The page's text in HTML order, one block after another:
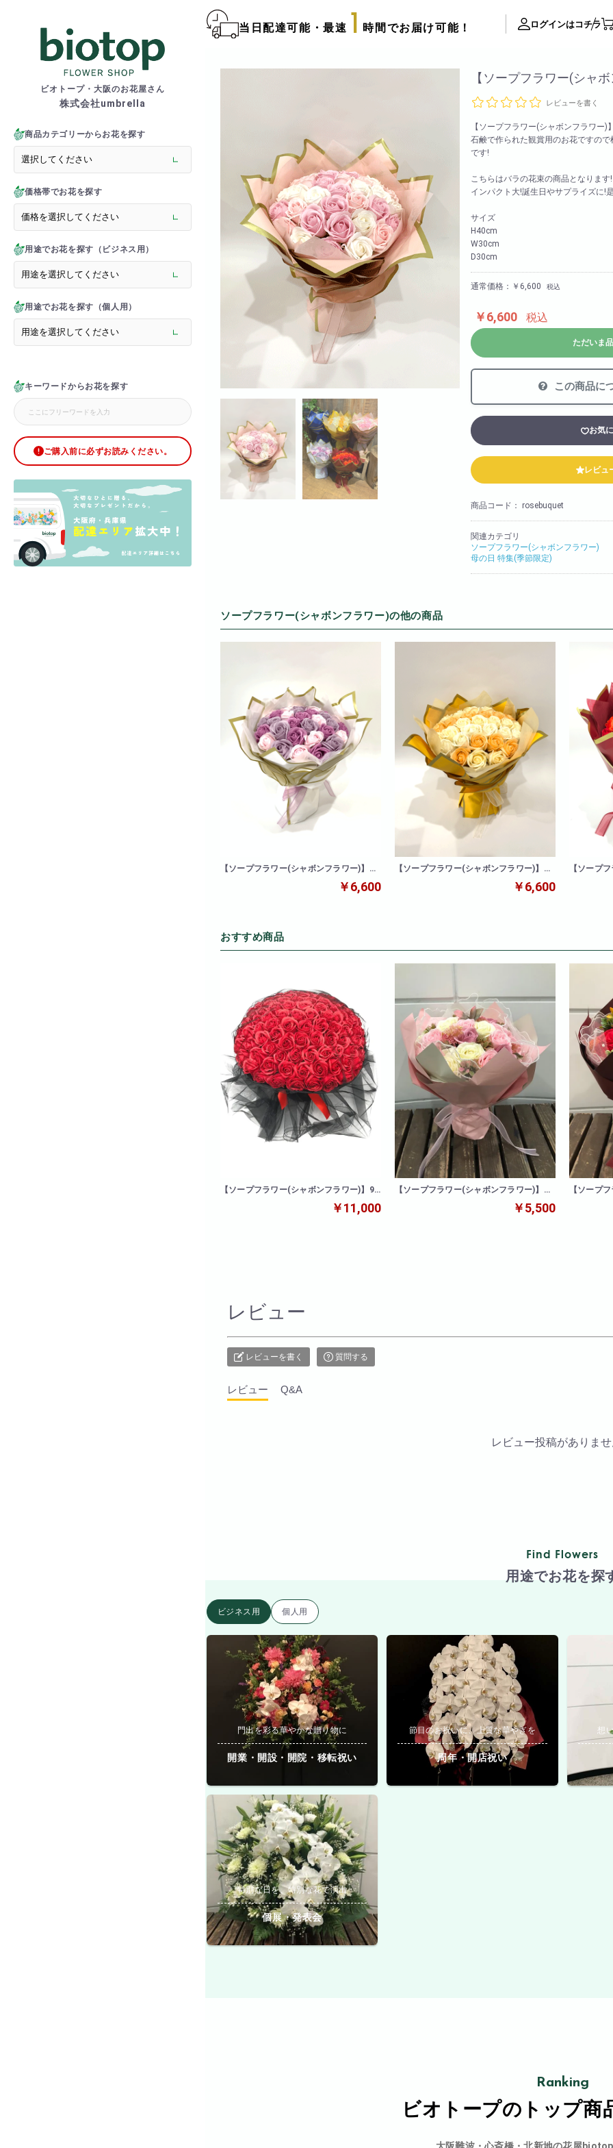
ビオトープ・大阪のお花屋さん
株式会社umbrella
商品カテゴリーからお花を探す
価格帯でお花を探す
用途でお花を探す（ビジネス用）
用途でお花を探す（個人用）
キーワードからお花を探す
ご購入前に必ずお読みください。
当日配達可能・最速 1 時間でお届け可能！ ログインはコチラ
> バルーンスタンド
> オーダーメイド
> フラワーアレンジメント
> バルーン＆ぬいぐるみアレンジメント
> 花束(フラワーブーケ)
> バルーン＆ぬいぐるみ花束
> アーティフィシャルグリッターローズ
> メモリアルフラワー
> ラグジュアリーフラワー
> バルーン装飾
> シャボンフラワー
> ブリザードフラワー
> ボックスフラワー
> ローズベア
> 金額調整オプション
サプライズ装飾ギャラリー
推し活用推し花・フラスタ
FAX注文用紙
後払い決済申請用紙
カタログ請求
配達可能エリア
スタッフブログ
胡蝶蘭の値段や相場
【ソープフラワー(シャ
レビューを書く
【ソープフラワー(シャボンフラワー)
石鹸で作られた観賞用のお花ですの
です!
こちらはバラの花束の商品となります!
インパクト大!誕生日やサプライズに!
サイズ
H40cm
W30cm
D30cm
通常価格：￥6,600 税込
￥6,600 税込
ただいま
この商品に
お気
レビュ
商品コード： rosebuquet
関連カテゴリ
ソープフラワー(シャボンフラワー)
母の日 特集(季節限定)
ソープフラワー(シャボンフラワー)の他の商品
【ソープフラワー(シャボンフラワー)】ロ
￥6,600
【ソープフラワー(シャボンフラワー)】ロ
￥6,600
【ソープ
おすすめ商品
【ソープフラワー(シャボンフラワー)】99
￥11,000
【ソープフラワー(シャボンフラワー)】キ
￥5,500
【ソープ
レビュー
レビューを書く 質問する
レビュー Q&A
レビュー投稿がありま
Find Flowers
用途でお花を探
ビジネス用 個人用
門出を彩る華やかな贈り物に
開業・開設・開院・移転祝い
節目のお祝いに、上質な華やぎを
周年・開店祝い
想
特別な日を、特別な花で演出
個展・発表会
Ranking
ビオトープの トップ